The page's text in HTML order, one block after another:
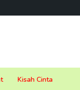
Kisah Cinta